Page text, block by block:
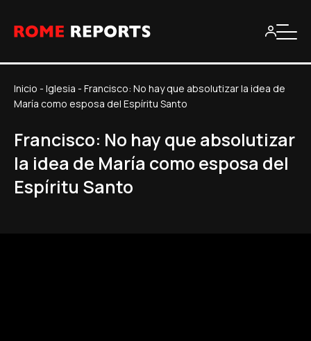
Inicio - Iglesia - Francisco: No hay que absolutizar la idea de
María como esposa del Espíritu Santo
Francisco: No hay que absolutizar
la idea de María como esposa del
Espíritu Santo